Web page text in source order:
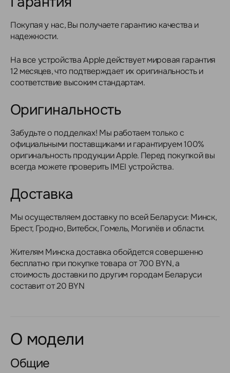
Покупая у нас, Вы получаете гарантию качества и
надежности.
На все устройства Apple действует мировая гарантия
12 месяцев, что подтверждает их оригинальность и
соответствие высоким стандартам.
Оригинальность
Забудьте о подделках! Мы работаем только с
официальными поставщиками и гарантируем 100%
оригинальность продукции Apple. Перед покупкой вы
всегда можете проверить IMEI устройства.
Доставка
Мы осуществляем доставку по всей Беларуси: Минск,
Брест, Гродно, Витебск, Гомель, Могилёв и области.
Жителям Минска доставка обойдется совершенно
бесплатно при покупке товара от 700 BYN, а
стоимость доставки по другим городам Беларуси
составит от 20 BYN
О модели
Общие